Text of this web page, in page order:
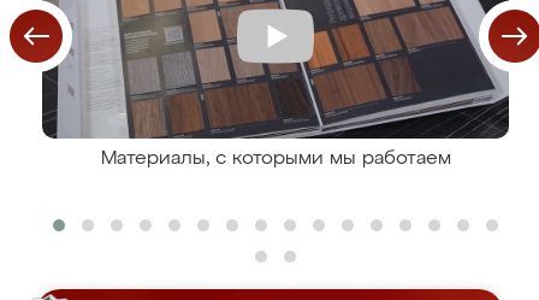
Материалы, с которыми мы работаем